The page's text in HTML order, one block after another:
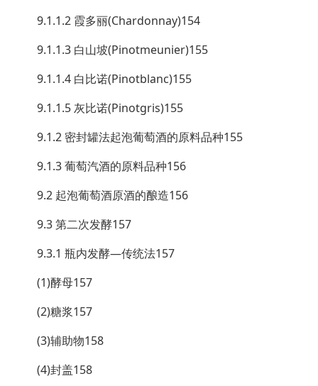
9.1.1.2 霞多丽(Chardonnay)154
9.1.1.3 白山坡(Pinotmeunier)155
9.1.1.4 白比诺(Pinotblanc)155
9.1.1.5 灰比诺(Pinotgris)155
9.1.2 密封罐法起泡葡萄酒的原料品种155
9.1.3 葡萄汽酒的原料品种156
9.2 起泡葡萄酒原酒的酿造156
9.3 第二次发酵157
9.3.1 瓶内发酵—传统法157
(1)酵母157
(2)糖浆157
(3)辅助物158
(4)封盖158